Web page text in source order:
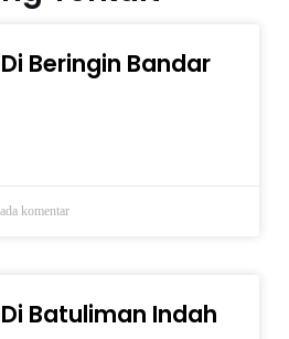
Beringin Bandar
komentar
Batuliman Indah